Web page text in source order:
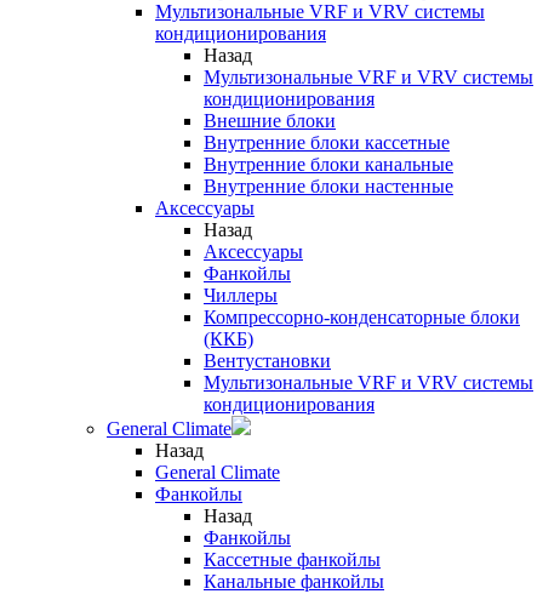
Мультизональные VRF и VRV системы
кондиционирования
Назад
Мультизональные VRF и VRV системы
кондиционирования
Внешние блоки
Внутренние блоки кассетные
Внутренние блоки канальные
Внутренние блоки настенные
Аксессуары
Назад
Аксессуары
Фанкойлы
Чиллеры
Компрессорно-конденсаторные блоки
(ККБ)
Вентустановки
Мультизональные VRF и VRV системы
кондиционирования
General Climate
Назад
General Climate
Фанкойлы
Назад
Фанкойлы
Кассетные фанкойлы
Канальные фанкойлы